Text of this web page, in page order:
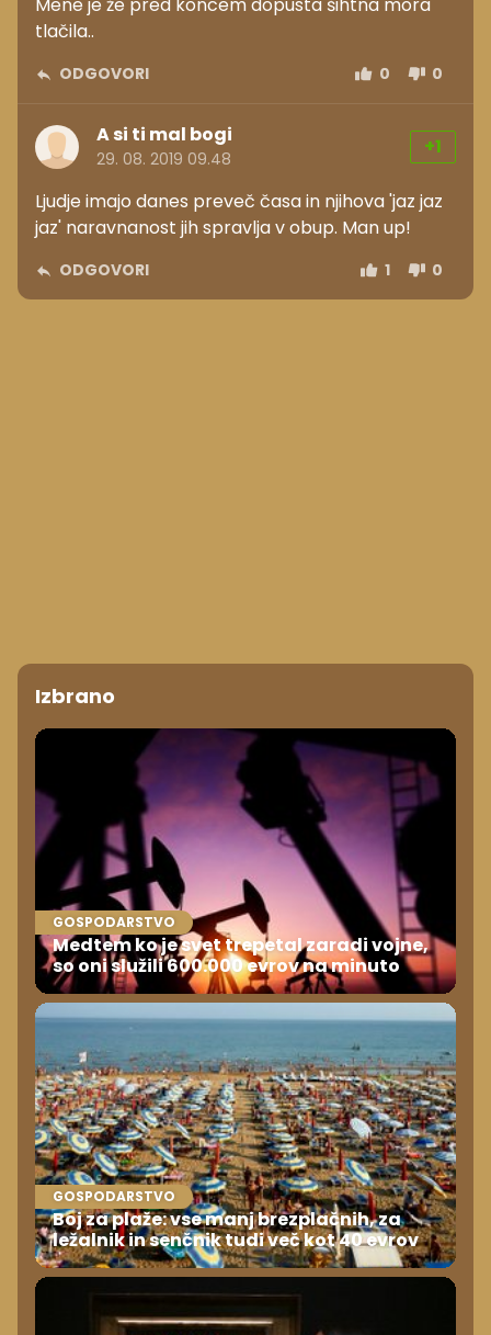
tlačila..
ODGOVORI 0 0
A si ti mal bogi
29. 08. 2019 09.48
+1
Ljudje imajo danes preveč časa in njihova 'jaz jaz
jaz' naravnanost jih spravlja v obup. Man up!
ODGOVORI 1 0
Izbrano
GOSPODARSTVO
Medtem ko je svet trepetal zaradi vojne,
so oni služili 600.000 evrov na minuto
GOSPODARSTVO
Boj za plaže: vse manj brezplačnih, za
ležalnik in senčnik tudi več kot 40 evrov